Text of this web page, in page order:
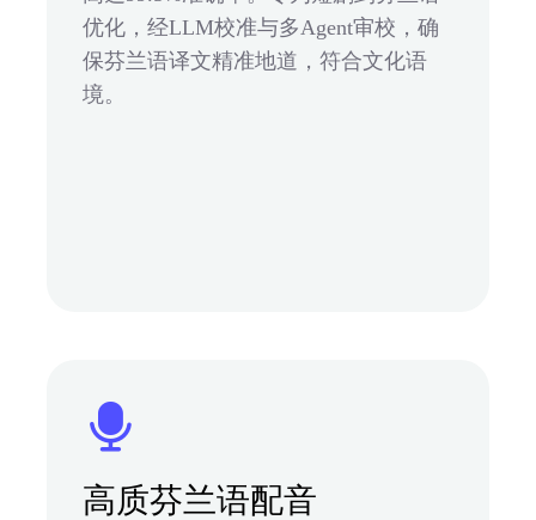
优化，经LLM校准与多Agent审校，确
保芬兰语译文精准地道，符合文化语
境。
高质芬兰语配音